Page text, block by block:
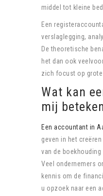
middel tot kleine
Een
verslaglegging,
De theoretische
het dan ook
zich focust op grote
Wat kan
mij
Een accountant in
geven in het
van de
Veel ondernemers
kennis om de
u opzoek naar een